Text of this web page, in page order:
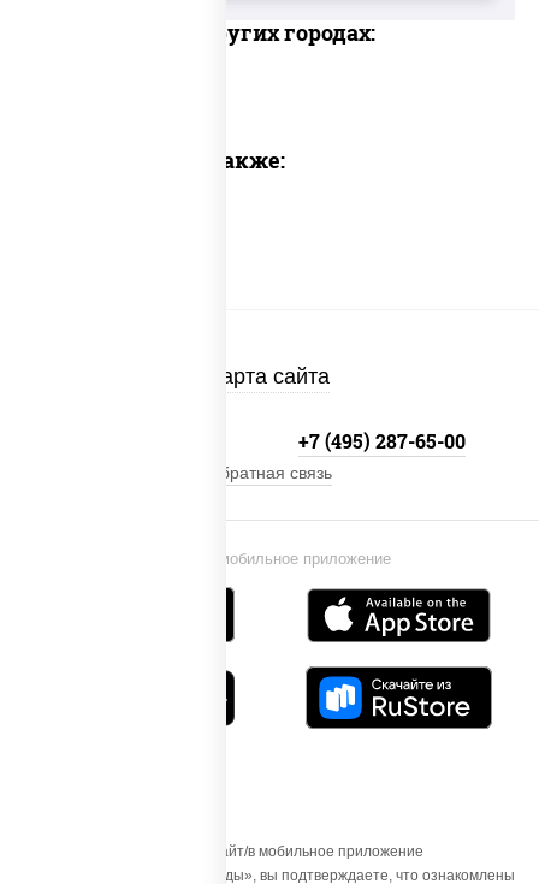
Доставка в других городах:
Предлагаем также:
Карта сайта
Установи мобильное приложение
+7 (495) 287-65-00
Обратная связь
Осуществляя вход на этот Сайт/в мобильное приложение
«ПиццаСушиВок - доставка еды», вы подтверждаете, что ознакомлены